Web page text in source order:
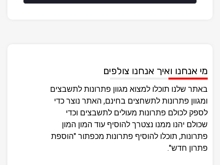
מי אנחנו ואיך אנחנו צולפים
באתר שלנו תוכלו למצוא מגוון פתרונות לתשבצים
ומגוון פתרונות לתשחצים בחינם, האתר נוצר כדי
לספק לכולם פתרונות מעולים לתשבצים וכדי
שכולם יהנו ממנו נצטרך להוסיף עוד המון המון
פתרונות, תוכלו להוסיף פתרונות מכפתור "הוספת
פתרון חדש".